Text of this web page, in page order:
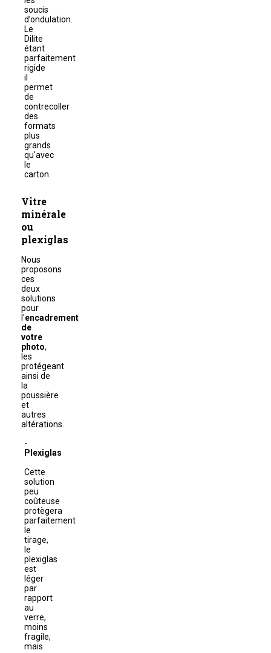
soucis
d’ondulation.
Le
Dilite
étant
parfaitement
rigide
il
permet
de
contrecoller
des
formats
plus
grands
qu'avec
le
carton.
Vitre
minérale
ou
plexiglas
Nous
proposons
ces
deux
solutions
pour
l'encadrement
de
votre
photo,
les
protégeant
ainsi de
la
poussière
et
autres
altérations.
Plexiglas
Cette
solution
peu
coûteuse
protègera
parfaitement
le
tirage,
le
plexiglas
est
léger
par
rapport
au
verre,
moins
fragile,
mais